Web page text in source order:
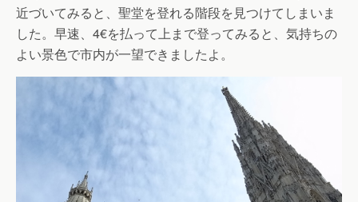
近づいてみると、聖堂を登れる階段を見つけてしまいま
した。早速、4€を払って上まで登ってみると、気持ちの
よい景色で市内が一望できましたよ。